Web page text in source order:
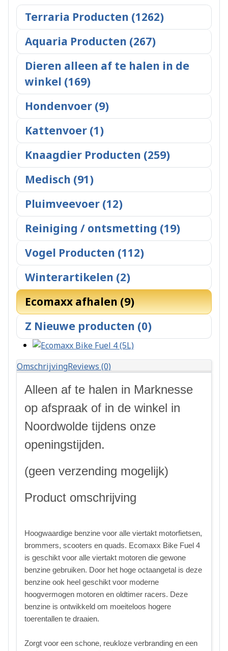
Terraria Producten (1262)
Aquaria Producten (267)
Dieren alleen af te halen in de
winkel (169)
Hondenvoer (9)
Kattenvoer (1)
Knaagdier Producten (259)
Medisch (91)
Pluimveevoer (12)
Reiniging / ontsmetting (19)
Vogel Producten (112)
Winterartikelen (2)
Ecomaxx afhalen (9)
Z Nieuwe producten (0)
OmschrijvingReviews (0)
Alleen af te halen in Marknesse
op afspraak of in de winkel in
Noordwolde tijdens onze
openingstijden.
(geen verzending mogelijk)
Product omschrijving
Hoogwaardige benzine voor alle viertakt motorfietsen,
brommers, scooters en quads. Ecomaxx Bike Fuel 4
is geschikt voor alle viertakt motoren die gewone
benzine gebruiken. Door het hoge octaangetal is deze
benzine ook heel geschikt voor moderne
hoogvermogen motoren en oldtimer racers. Deze
benzine is ontwikkeld om moeiteloos hogere
toerentallen te draaien.
Zorgt voor een schone, reukloze verbranding en een